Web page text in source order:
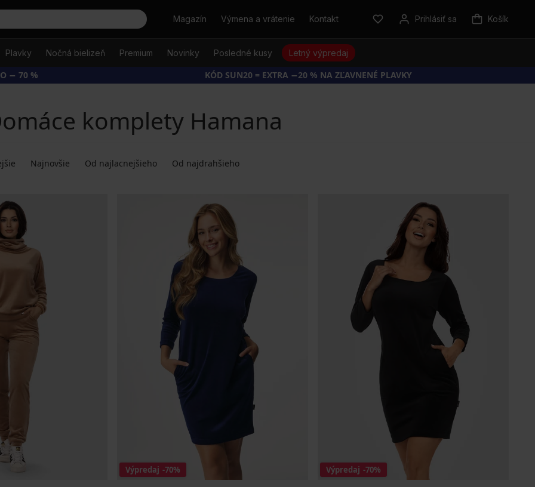
HľadaťMagazín Výmena a vrátenie Kontakt Prihlásiť sa Košík
Plavky Nočná bielizeň Premium Novinky Posledné kusy Letný výpredaj
− 70 % KÓD SUN20 = EXTRA −20 % NA ZĽAVNENÉ PLAVKY
komplety Hamana
Najnovšie Od najlacnejšieho Od najdrahšieho
Výpredaj -70% Výpredaj -70%